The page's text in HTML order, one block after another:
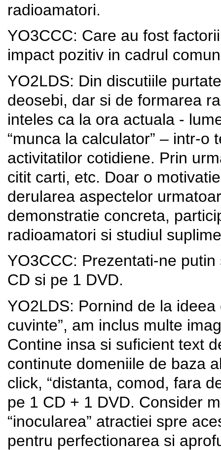
radioamatori.
YO3CCC: Care au fost
impact pozitiv in cadrul
YO2LDS: Din discutiile
deosebi, dar si de formarea
inteles ca la ora actuala -
“munca la calculator” – intr-
activitatilor cotidiene. Prin
citit carti, etc. Doar o
derularea aspectelor
demonstratie concreta,
radioamatori si studiul
YO3CCC: Prezentati-ne
CD si pe 1 DVD.
YO2LDS: Pornind de la
cuvinte”, am inclus multe
Contine insa si suficient text
continute domeniile de baza
click, “distanta, comod, fara
pe 1 CD + 1 DVD. Consider
“inocularea” atractiei spre
pentru perfectionarea si